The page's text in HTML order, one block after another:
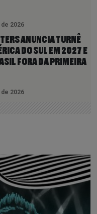
2026
ANUNCIA TURNÊ
DO SUL EM 2027 E
FORA DA PRIMEIRA
2026